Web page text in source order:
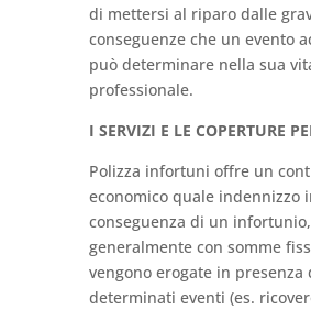
di mettersi al riparo dalle
conseguenze che un evento
può determinare nella sua
professionale.
I SERVIZI E LE COPERTURE
Polizza infortuni offre un
economico quale indennizzo
conseguenza di un infortunio,
generalmente con somme
vengono erogate in presenza
determinati eventi (es.